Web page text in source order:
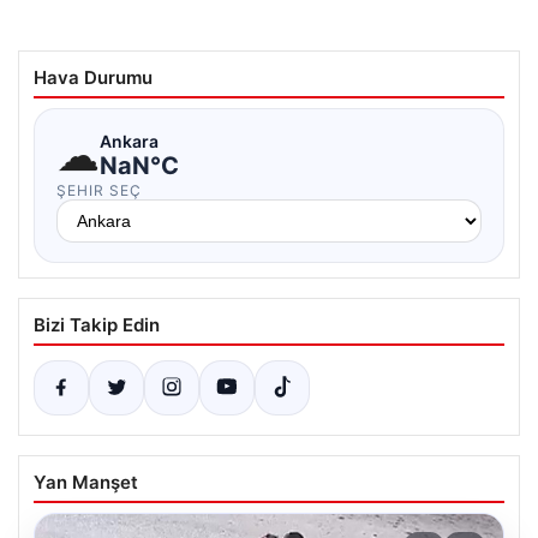
Hava Durumu
☁Ankara
NaN°C
ŞEHIR SEÇ
Bizi Takip Edin
Yan Manşet